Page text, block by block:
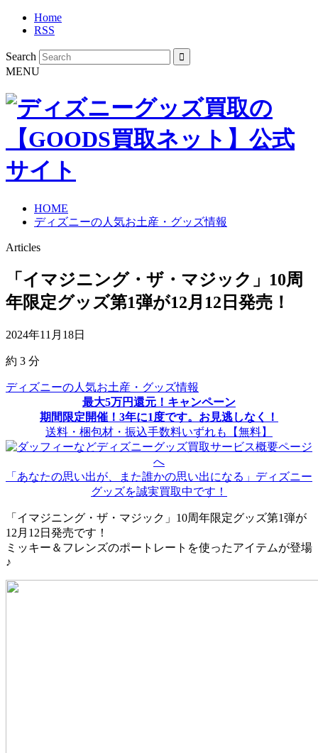
Home
RSS
Search
MENU
HOME
ディズニーの人気お土産・グッズ情報
Articles
「イマジニング・ザ・マジック」10周
年限定グッズ第1弾が12月12日発売！
2024年11月18日
約 3 分
ディズニーの人気お土産・グッズ情報
最大5万円還元！キャンペーン
期間限定開催！3年に1度です。お見逃しなく！
送料・梱包材・振込手数料いずれも【無料】
「あなたの思い出が、また誰かの思い出になる」ディズニー
グッズを誠実買取中です！
「イマジニング・ザ・マジック」10周年限定グッズ第1弾が
12月12日発売です！
ミッキー＆フレンズのポートレートを使ったアイテムが登場
♪